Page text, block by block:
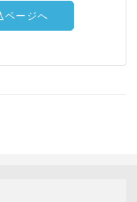
ページへ